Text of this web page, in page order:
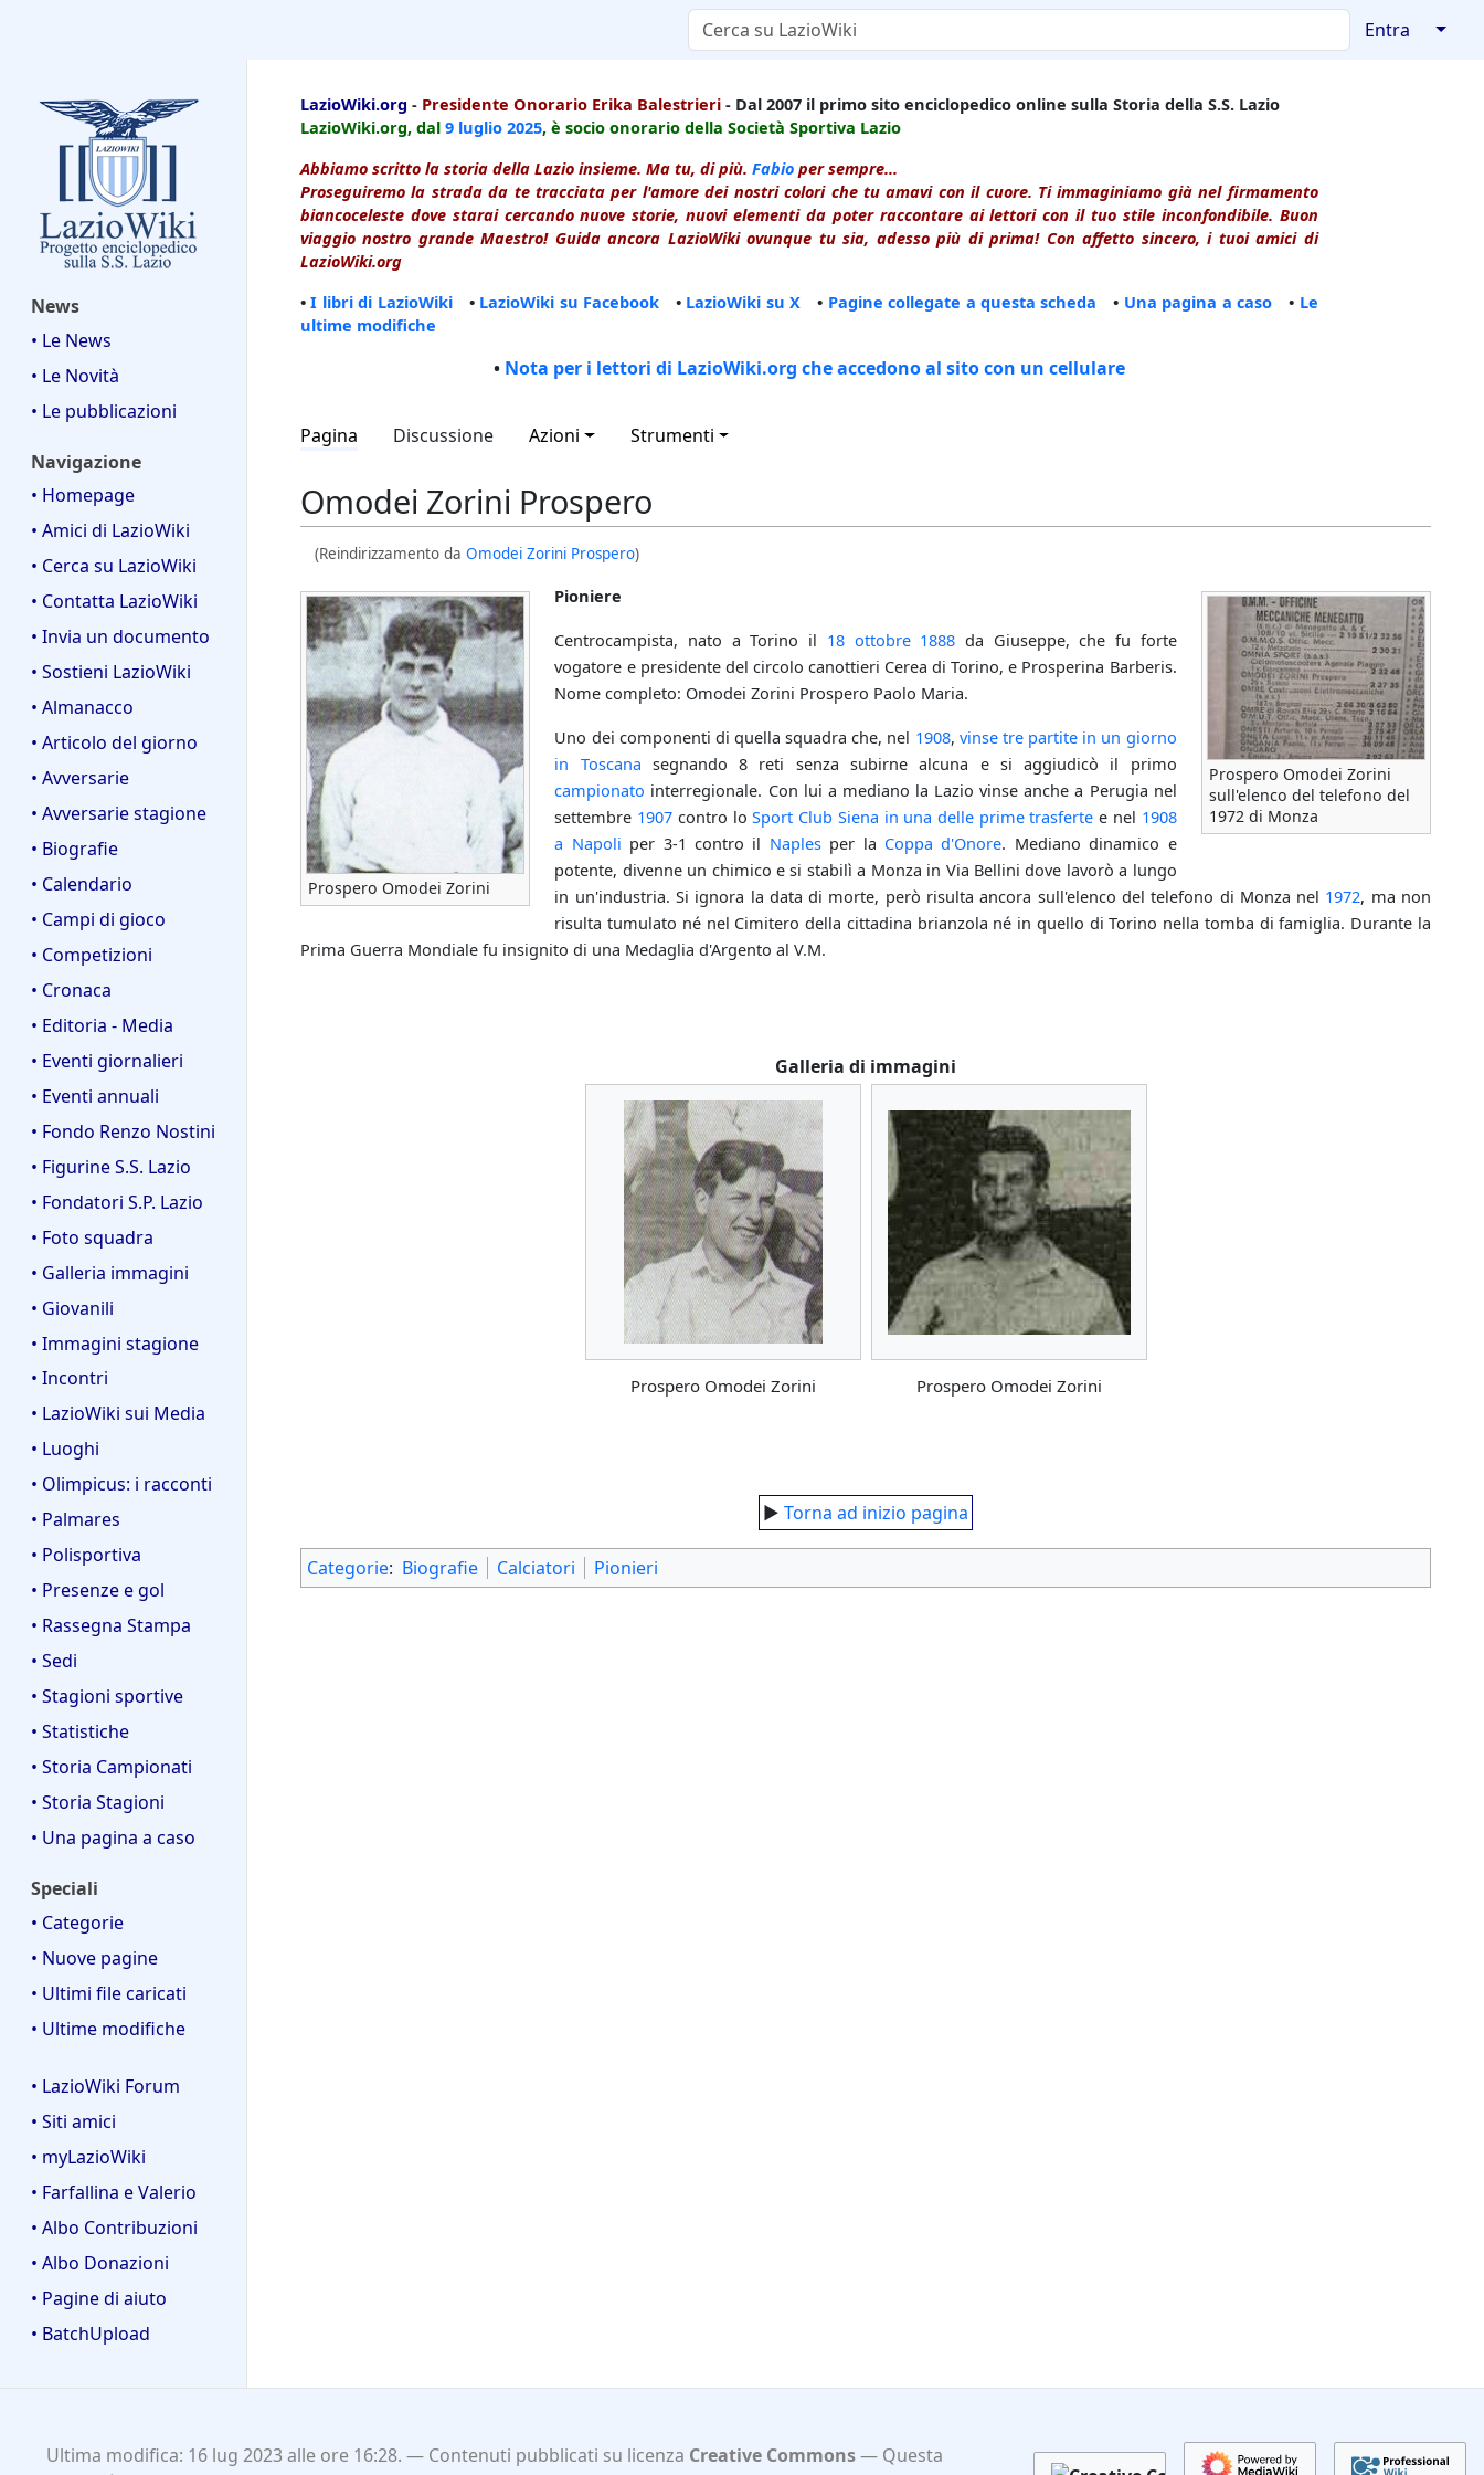
Entra ↓
News
• Le News
• Le Novità
• Le pubblicazioni
Navigazione
• Homepage
• Amici di LazioWiki
• Cerca su LazioWiki
• Contatta LazioWiki
• Invia un documento
• Sostieni LazioWiki
• Almanacco
• Articolo del giorno
• Avversarie
• Avversarie stagione
• Biografie
• Calendario
• Campi di gioco
• Competizioni
• Cronaca
• Editoria - Media
• Eventi giornalieri
• Eventi annuali
• Fondo Renzo Nostini
• Figurine S.S. Lazio
• Fondatori S.P. Lazio
• Foto squadra
• Galleria immagini
• Giovanili
• Immagini stagione
• Incontri
• LazioWiki sui Media
• Luoghi
• Olimpicus: i racconti
• Palmares
• Polisportiva
• Presenze e gol
• Rassegna Stampa
• Sedi
• Stagioni sportive
• Statistiche
• Storia Campionati
• Storia Stagioni
• Una pagina a caso
Speciali
• Categorie
• Nuove pagine
• Ultimi file caricati
• Ultime modifiche
• LazioWiki Forum
• Siti amici
• myLazioWiki
• Farfallina e Valerio
• Albo Contribuzioni
• Albo Donazioni
• Pagine di aiuto
• BatchUpload
LazioWiki.org - Presidente Onorario Erika Balestrieri - Dal 2007 il primo sito enciclopedico online sulla Storia della S.S. Lazio
LazioWiki.org, dal 9 luglio 2025, è socio onorario della Società Sportiva Lazio
Abbiamo scritto la storia della Lazio insieme. Ma tu, di più. Fabio per sempre...
Proseguiremo la strada da te tracciata per l'amore dei nostri colori che tu amavi con il cuore. Ti immaginiamo già nel firmamento
biancoceleste dove starai cercando nuove storie, nuovi elementi da poter raccontare ai lettori con il tuo stile inconfondibile. Buon
viaggio nostro grande Maestro! Guida ancora LazioWiki ovunque tu sia, adesso più di prima! Con affetto sincero, i tuoi amici di
LazioWiki.org
•I libri di LazioWiki• LazioWiki su Facebook • LazioWiki su X • Pagine collegate a questa scheda • Una pagina a caso • Le
ultime modifiche
• Nota per i lettori di LazioWiki.org che accedono al sito con un cellulare
Pagina Discussione Azioni Strumenti
Omodei Zorini Prospero
(Reindirizzamento daOmodei Zorini Prospero)
Prospero Omodei Zorini
Prospero Omodei Zorini
sull'elenco del telefono del
1972 di Monza
Pioniere
Centrocampista, nato a Torino il 18 ottobre 1888 da Giuseppe, che fu forte
vogatore e presidente del circolo canottieri Cerea di Torino, e Prosperina Barberis.
Nome completo: Omodei Zorini Prospero Paolo Maria.
Uno dei componenti di quella squadra che, nel 1908, vinse tre partite in un giorno
in Toscana segnando 8 reti senza subirne alcuna e si aggiudicò il primo
campionato interregionale. Con lui a mediano la Lazio vinse anche a Perugia nel
settembre 1907 contro loSport Club Siena in una delle prime trasferte e nel 1908
a Napoli per 3-1 contro il Naplesper la Coppa d'Onore. Mediano dinamico e
potente, divenne un chimico e si stabilì a Monza in Via Bellini dove lavorò a lungo
in un'industria. Si ignora la data di morte, però risulta ancora sull'elenco del telefono di Monza nel 1972, ma non
risulta tumulato né nel Cimitero della cittadina brianzola né in quello di Torino nella tomba di famiglia. Durante la
Prima Guerra Mondiale fu insignito di una Medaglia d'Argento al V.M.
Galleria di immagini
Prospero Omodei Zorini Prospero Omodei Zorini
► Torna ad inizio pagina
Categorie: Biografie Calciatori Pionieri
Ultima modifica: 16 lug 2023 alle ore 16:28. Contenuti pubblicati su licenza Creative Commons
Questa